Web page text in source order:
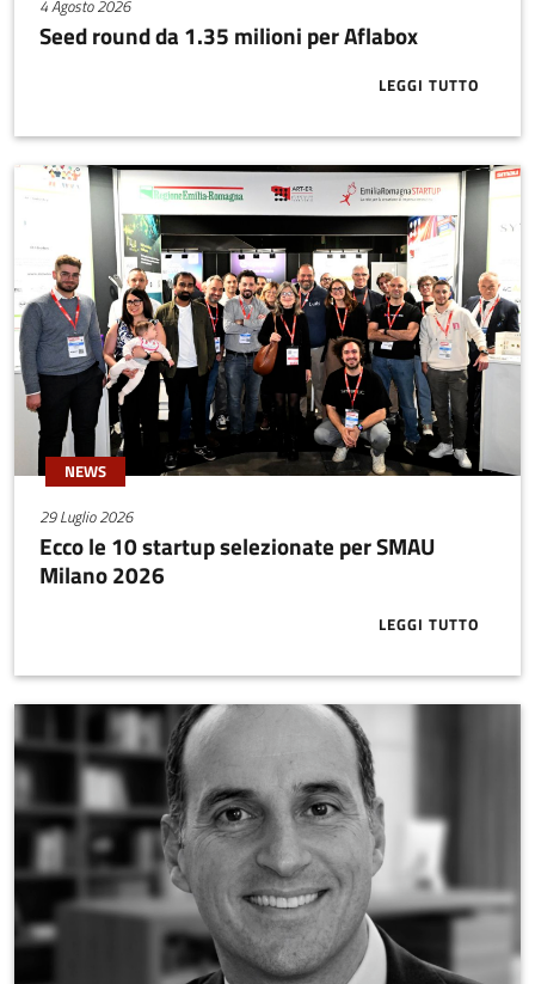
4 Agosto 2026
Seed round da 1.35 milioni per Aflabox
LEGGI TUTTOABOUT SEED
NEWS
29 Luglio 2026
Ecco le 10 startup selezionate per SMAU
Milano 2026
LEGGI TUTTO
ABOUT